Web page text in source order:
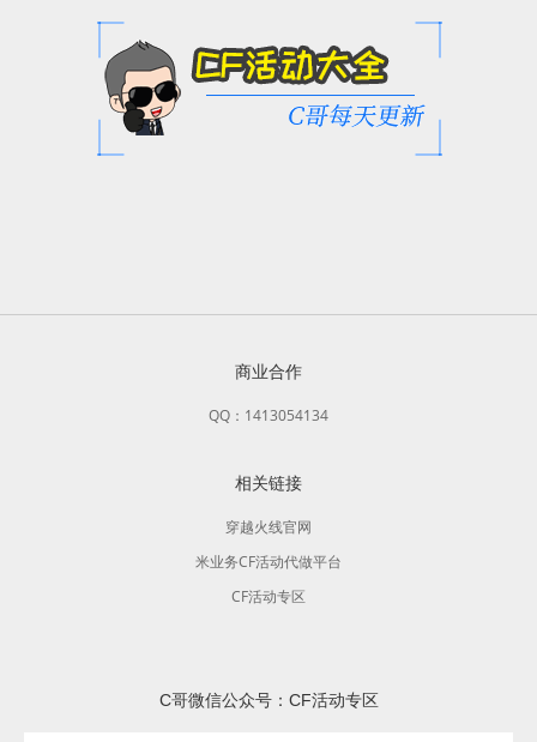
商业合作
QQ：1413054134
相关链接
穿越火线官网
米业务CF活动代做平台
CF活动专区
C哥微信公众号：CF活动专区